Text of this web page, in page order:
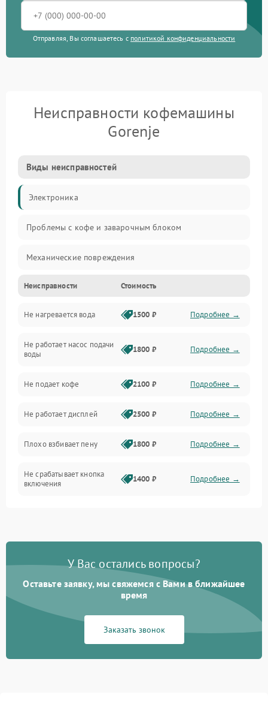
Отправляя, Вы соглашаетесь с политикой конфиденциальности
Неисправности кофемашины
Gorenje
Виды неисправностей
Электроника
Проблемы с кофе и заварочным блоком
Механические повреждения
Прочие неисправности
Включение и работа
Проблемы с водой
Проблемы с капучинатором и паром
Управление и электроника
Программное обеспечение
Неисправности Стоимость
Не нагревается вода 1500 ₽ Подробнее →
Не работает насос подачи
воды
1800 ₽ Подробнее →
Не подает кофе 2100 ₽ Подробнее →
Не работает дисплей 2500 ₽ Подробнее →
Плохо взбивает пену 1800 ₽ Подробнее →
Не срабатывает кнопка
включения
1400 ₽ Подробнее →
Постоянные сбои в работе 1500 ₽ Подробнее →
У Вас остались вопросы?
Оставьте заявку, мы свяжемся с Вами в ближайшее
время
Заказать звонок